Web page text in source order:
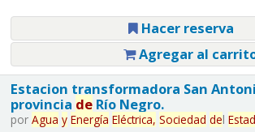
Hacer reserva
Agregar al
Estacion transformadora San
provincia deRío Negro.
por Agua y Energía Eléctrica, Sociedad del